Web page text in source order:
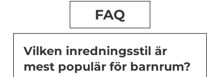
FAQ
Vilken inredningsstil är
mest populär för barnrum?